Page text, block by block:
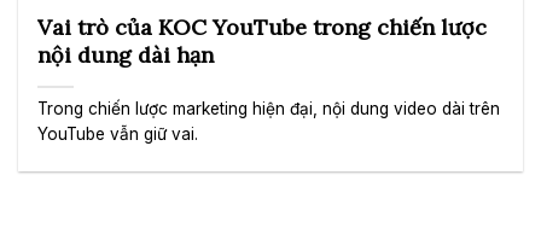
Vai trò của KOC YouTube trong chiến lược
nội dung dài hạn
Trong chiến lược marketing hiện đại, nội dung video dài trên
YouTube vẫn giữ vai.